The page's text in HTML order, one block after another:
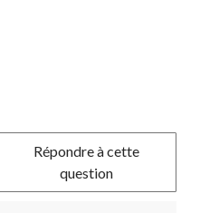
Répondre à cette
question